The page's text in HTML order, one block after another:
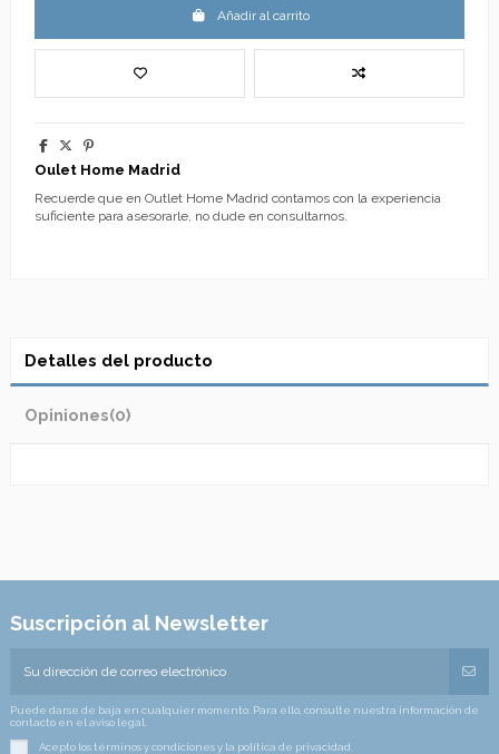
Añadir al carrito
Oulet Home Madrid
Recuerde que en Outlet Home Madrid contamos con la experiencia
suficiente para asesorarle, no dude en consultarnos.
Detalles del producto
Opiniones(0)
Suscripción al Newsletter
Puede darse de baja en cualquier momento. Para ello, consulte nuestra información de
contacto en el aviso legal.
Acepto los términos y condiciones y la política de privacidad.